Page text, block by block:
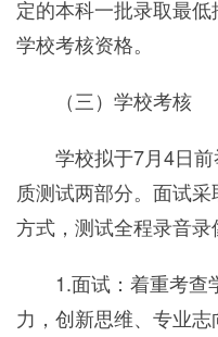
定的本科一批录取最
学校考核资格。
（三）学校考核
学校拟于7月4日
质测试两部分。面试采
方式，测试全程录音录
1.面试：着重考查
力，创新思维、专业